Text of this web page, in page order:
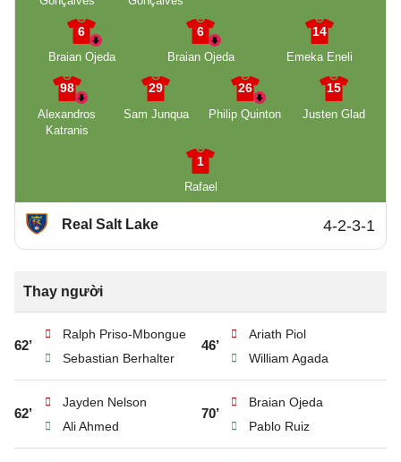
6
Braian Ojeda
6
Braian Ojeda
14
Emeka Eneli
98
Alexandros
Katranis
29
Sam Junqua
26
Philip Quinton
15
Justen Glad
1
Rafael
Real Salt Lake 4-2-3-1
Thay người
62’
Ralph Priso-Mbongue
Sebastian Berhalter
46’
Ariath Piol
William Agada
62’
Jayden Nelson
Ali Ahmed
70’
Braian Ojeda
Pablo Ruiz